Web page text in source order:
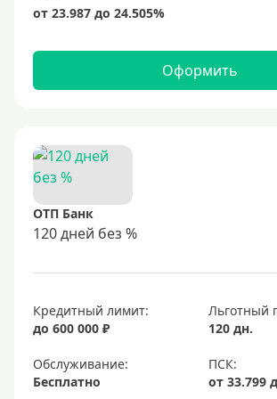
Оформить
ОТП Банк
120 дней без %
Кредитный лимит:
до 600 000 ₽
Льготный
120 дн.
Обслуживание:
Бесплатно